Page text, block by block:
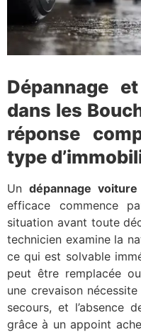
Dépannage
dans les
réponse
type
Un dépannage
efficace commence
situation avant toute
technicien examine la
ce qui est solvable
peut être remplacée
une crevaison
secours, et l’absence
grâce à un appoint